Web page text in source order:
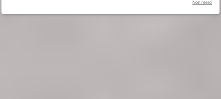
Non merci